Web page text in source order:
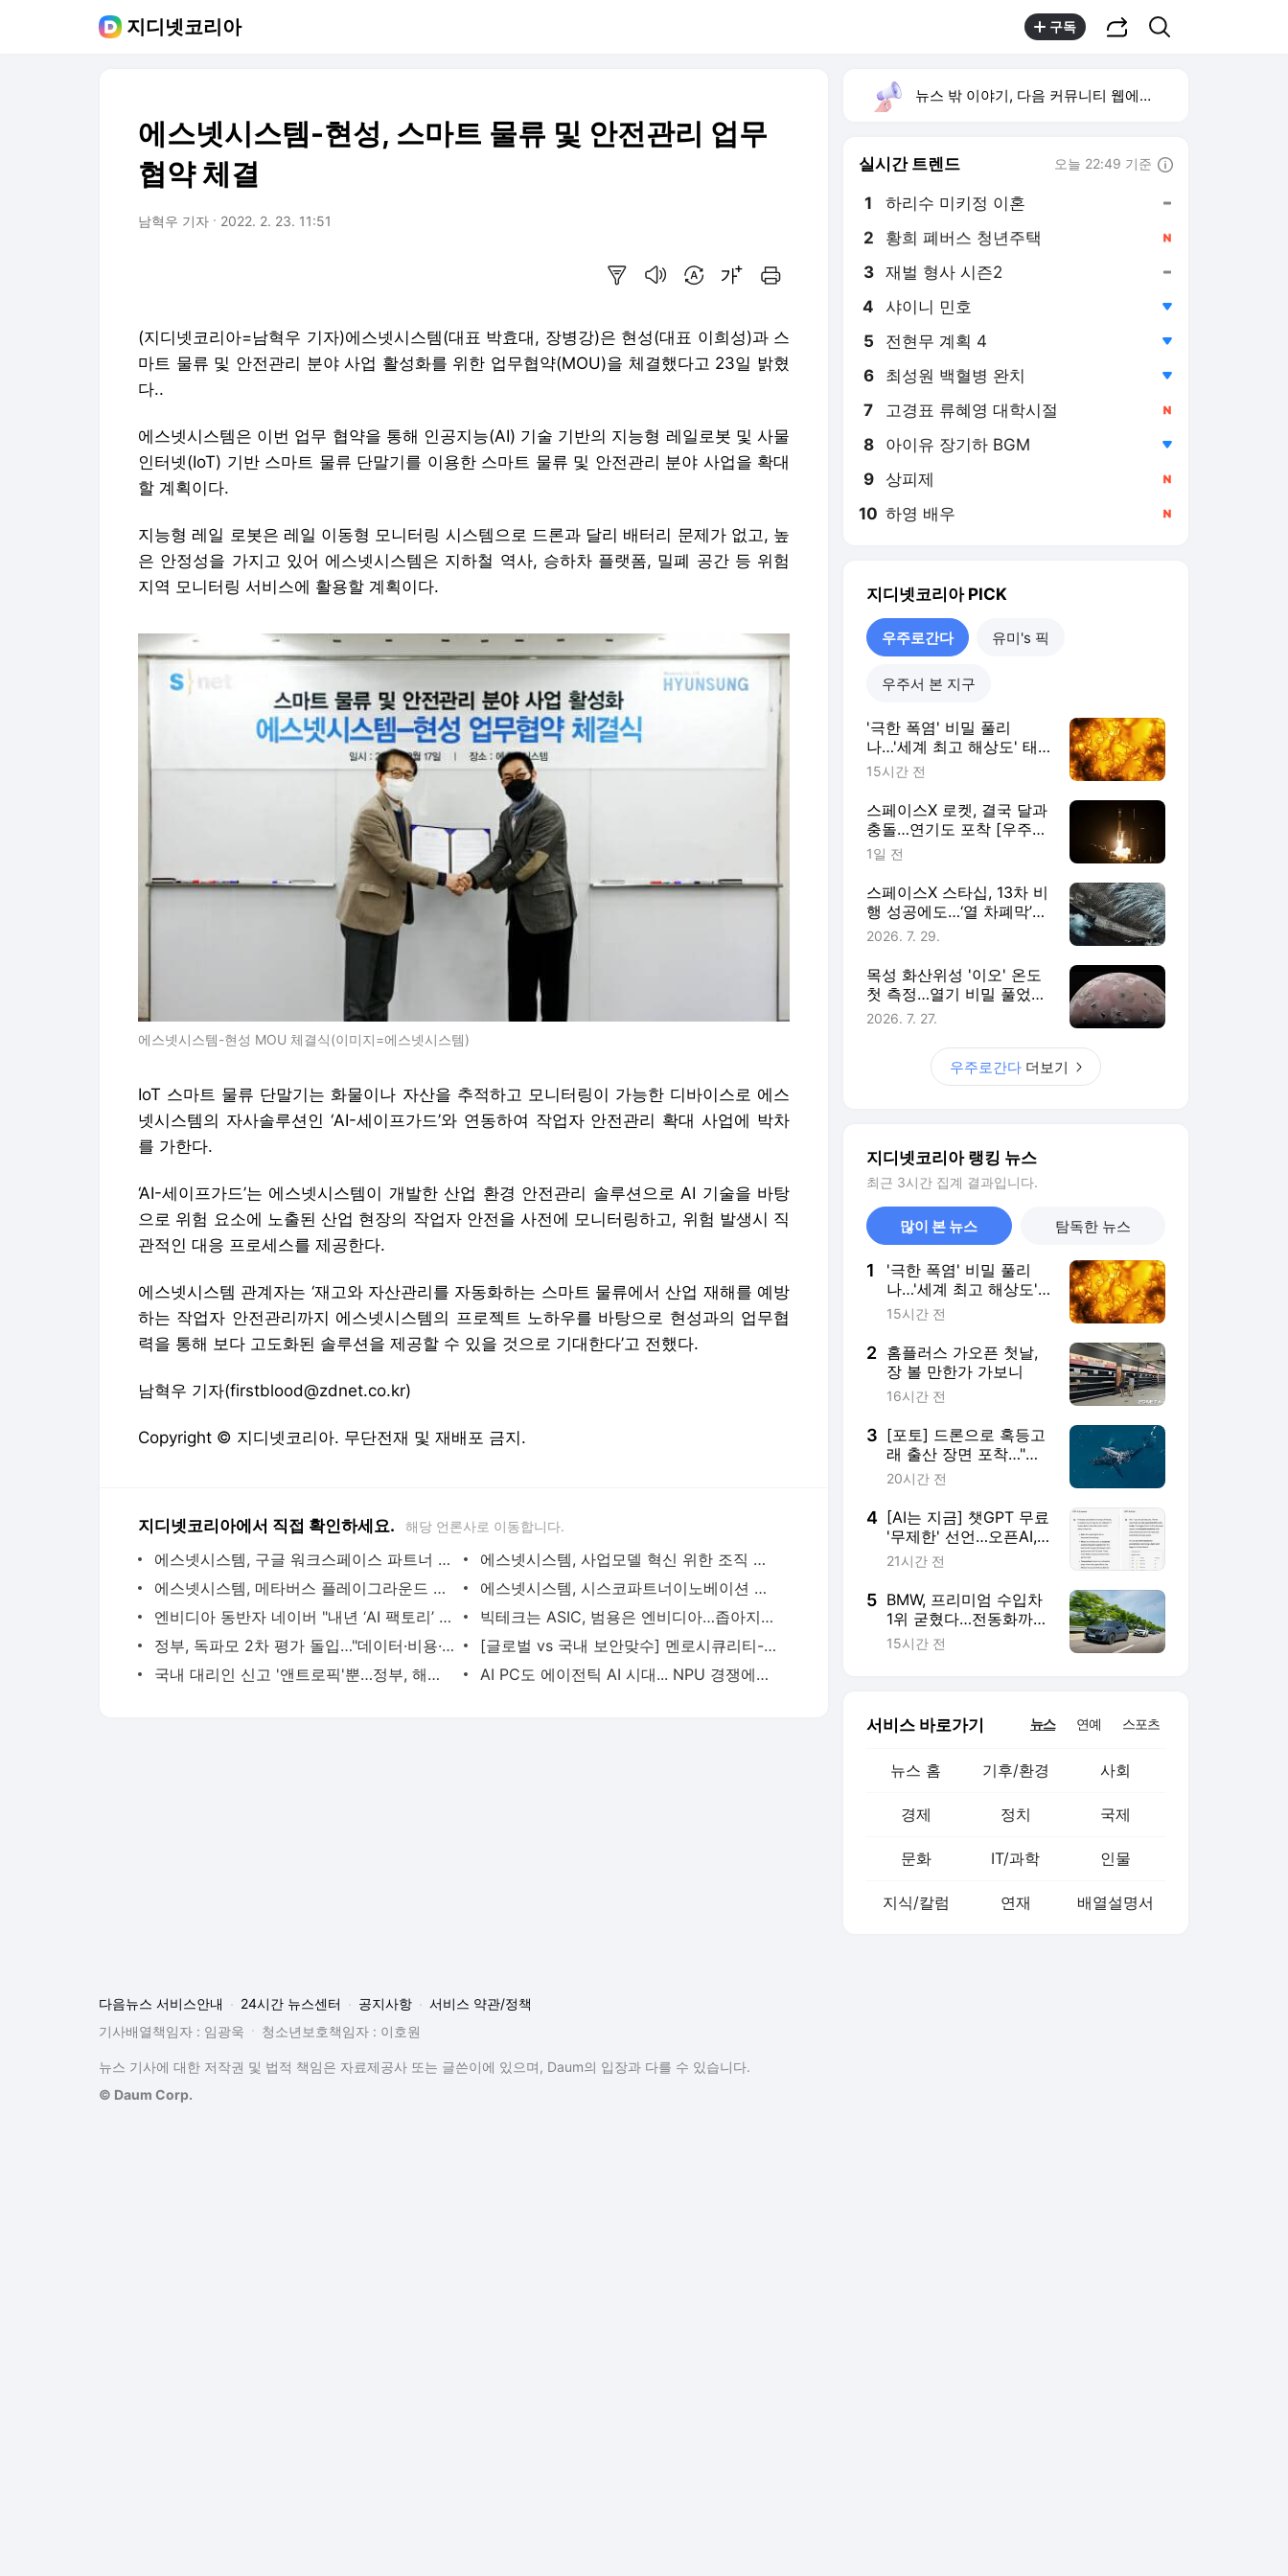
지디넷코리아 구독
에스넷시스템-현성, 스마트 물류 및 안전관리 업무
협약 체결
남혁우 기자 2022. 2. 23. 11:51
(지디넷코리아=남혁우 기자)에스넷시스템(대표 박효대, 장병강)은 현성(대표 이희성)과 스
마트 물류 및 안전관리 분야 사업 활성화를 위한 업무협약(MOU)을 체결했다고 23일 밝혔
다..
에스넷시스템은 이번 업무 협약을 통해 인공지능(AI) 기술 기반의 지능형 레일로봇 및 사물
인터넷(IoT) 기반 스마트 물류 단말기를 이용한 스마트 물류 및 안전관리 분야 사업을 확대
할 계획이다.
지능형 레일 로봇은 레일 이동형 모니터링 시스템으로 드론과 달리 배터리 문제가 없고, 높
은 안정성을 가지고 있어 에스넷시스템은 지하철 역사, 승하차 플랫폼, 밀폐 공간 등 위험
지역 모니터링 서비스에 활용할 계획이다.
에스넷시스템-현성 MOU 체결식(이미지=에스넷시스템)
IoT 스마트 물류 단말기는 화물이나 자산을 추적하고 모니터링이 가능한 디바이스로 에스
넷시스템의 자사솔루션인 ‘AI-세이프가드’와 연동하여 작업자 안전관리 확대 사업에 박차
를 가한다.
‘AI-세이프가드’는 에스넷시스템이 개발한 산업 환경 안전관리 솔루션으로 AI 기술을 바탕
으로 위험 요소에 노출된 산업 현장의 작업자 안전을 사전에 모니터링하고, 위험 발생시 직
관적인 대응 프로세스를 제공한다.
에스넷시스템 관계자는 ‘재고와 자산관리를 자동화하는 스마트 물류에서 산업 재해를 예방
하는 작업자 안전관리까지 에스넷시스템의 프로젝트 노하우를 바탕으로 현성과의 업무협
력을 통해 보다 고도화된 솔루션을 제공할 수 있을 것으로 기대한다’고 전했다.
남혁우 기자(firstblood@zdnet.co.kr)
Copyright © 지디넷코리아. 무단전재 및 재배포 금지.
지디넷코리아에서 직접 확인하세요. 해당 언론사로 이동합니다.
에스넷시스템, 구글 워크스페이스 파트너 자격 획득
에스넷시스템, 사업모델 혁신 위한 조직 개편 단행
에스넷시스템, 메타버스 플레이그라운드 서비스 구축 완료
에스넷시스템, 시스코파트너이노베이션 챌린지 한국 1위 수상
엔비디아 동반자 네이버 "내년 ‘AI 팩토리’ 수익 가시화" 자신
빅테크는 ASIC, 범용은 엔비디아…좁아지는 K-NPU 입지
정부, 독파모 2차 평가 돌입…"데이터·비용·활용성 검증 관건"
[글로벌 vs 국내 보안맞수] 멘로시큐리티-소프트캠프 RBI 시장서 격돌
국내 대리인 신고 '앤트로픽'뿐…정부, 해외 AI 기업과 연내 회동
AI PC도 에이전틱 AI 시대... NPU 경쟁에서 경험 경쟁으로
뉴스 밖 이야기, 다음 커뮤니티 웹에서 보기
실시간 트렌드 오늘 22:49 기준
1 하리수 미키정 이혼
2 황희 폐버스 청년주택
3 재벌 형사 시즌2
4 샤이니 민호
5 전현무 계획 4
6 최성원 백혈병 완치
7 고경표 류혜영 대학시절
8 아이유 장기하 BGM
9 상피제
10 하영 배우
지디넷코리아PICK
우주로간다 유미's 픽
우주서 본 지구
'극한 폭염' 비밀 풀리
나…'세계 최고 해상도' 태
양 표면 사진 공개
15시간 전
스페이스X 로켓, 결국 달과
충돌…연기도 포착 [우주로
간다]
1일 전
스페이스X 스타십, 13차 비
행 성공에도…‘열 차폐막’
난제는 여전 [우주로 간다]
2026. 7. 29.
목성 화산위성 '이오' 온도
첫 측정…열기 비밀 풀었다
[우주로 간다]
2026. 7. 27.
우주로간다 더보기
지디넷코리아 랭킹 뉴스
최근 3시간 집계 결과입니다.
많이 본 뉴스 탐독한 뉴스
1
'극한 폭염' 비밀 풀리
나…'세계 최고 해상도'
태양 표면 사진 공개
15시간 전
2 홈플러스 가오픈 첫날,
장 볼 만한가 가보니
16시간 전
3 [포토] 드론으로 혹등고
래 출산 장면 포착…"경
이롭네"
20시간 전
4 [AI는 지금] 챗GPT 무료
'무제한' 선언…오픈AI,
구독 전략 다시 짠다
21시간 전
5 BMW, 프리미엄 수입차
1위 굳혔다…전동화까지
리더십 확대
15시간 전
서비스 바로가기 뉴스 연예 스포츠
뉴스 홈 기후/환경 사회
경제 정치 국제
문화 IT/과학 인물
지식/칼럼 연재 배열설명서
다음뉴스 서비스안내 24시간 뉴스센터 공지사항
서비스 약관/정책
기사배열책임자 : 임광욱
청소년보호책임자 : 이호원
뉴스 기사에 대한 저작권 및 법적 책임은 자료제공사 또는 글쓴이에 있으며, Daum의 입장과 다를 수 있습니다.
© Daum Corp.